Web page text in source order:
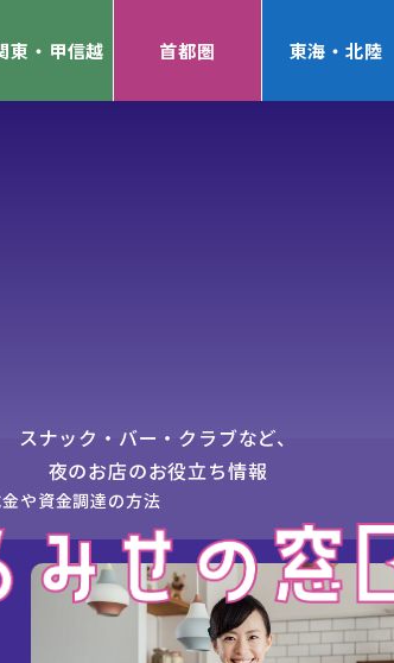
東・甲信越 首都圏 東海・北陸
スナック・バー・クラブなど、
夜のお店のお役立ち情報
や資金調達の方法